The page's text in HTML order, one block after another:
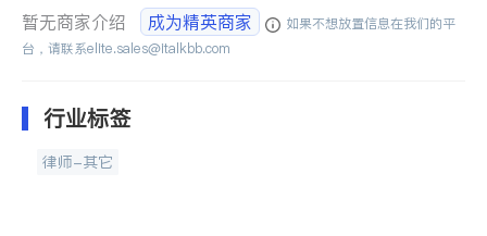
暂无商家介绍 成为精英商家
如果不想放置信息在我们的平
台，请联系elite.sales@italkbb.com
行业标签
律师-其它